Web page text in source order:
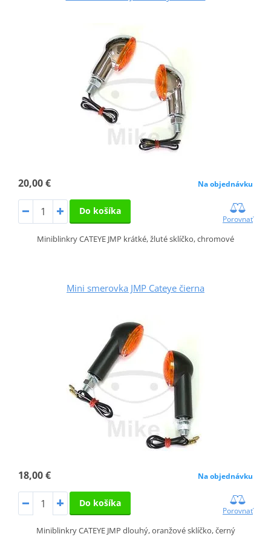
20,00 € Na objednávku
Do košíka
Porovnať
Miniblinkry CATEYE JMP krátké, žluté sklíčko, chromové
Mini smerovka JMP Cateye čierna
18,00 € Na objednávku
Do košíka
Porovnať
Miniblinkry CATEYE JMP dlouhý, oranžové sklíčko, černý